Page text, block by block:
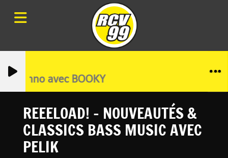
avec BOOKY
REEELOAD! - NOUVEAUTÉS &
CLASSICS BASS MUSIC AVEC
PELIK